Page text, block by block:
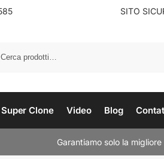
SITO
Clone Video Blog
Garantiamo solo la